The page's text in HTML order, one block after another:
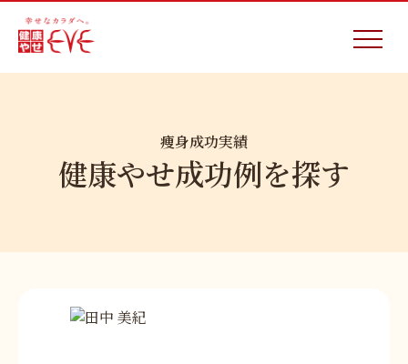
痩身成功実績
健康やせ成功例を探す